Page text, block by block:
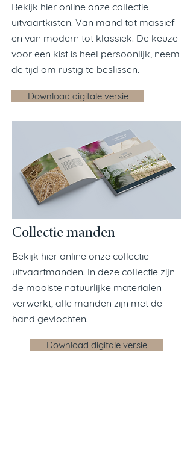
Bekijk hier online onze collectie
uitvaartkisten. Van mand tot massief
en van modern tot klassiek. De keuze
voor een kist is heel persoonlijk, neem
de tijd om rustig te beslissen.
Download digitale versie
Collectie manden
Bekijk hier online onze collectie
uitvaartmanden. In deze collectie zijn
de mooiste natuurlijke materialen
verwerkt, alle manden zijn met de
hand gevlochten.
Download digitale versie